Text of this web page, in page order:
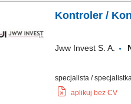
Kontroler /
Jww Invest S. A.
specjalista /
aplikuj bez CV